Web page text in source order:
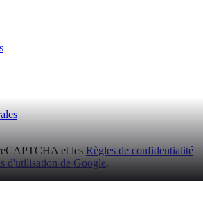
et les Règles de confidentialité
d'utilisation de Google.